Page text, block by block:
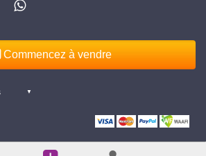
Commencez à vendre